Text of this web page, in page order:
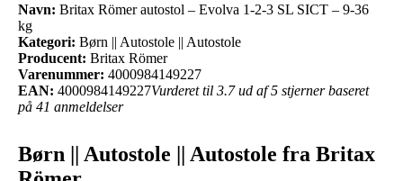
Navn: Britax Römer autostol – Evolva 1-2-3 SL SICT – 9-36
kg
Kategori: Børn || Autostole || Autostole
Producent: Britax Römer
Varenummer: 4000984149227
EAN: 4000984149227Vurderet til 3.7 ud af 5 stjerner baseret
på 41 anmeldelser
Børn || Autostole || Autostole fra Britax